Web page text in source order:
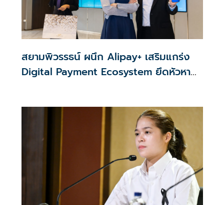
สยามพิวรรธน์ ผนึก Alipay+ เสริมแกร่ง
Digital Payment Ecosystem ยึดหัวหาด